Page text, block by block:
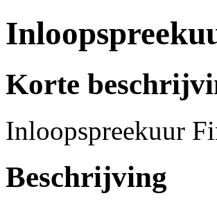
Korte
Inloopspreekuur
Beschrijving